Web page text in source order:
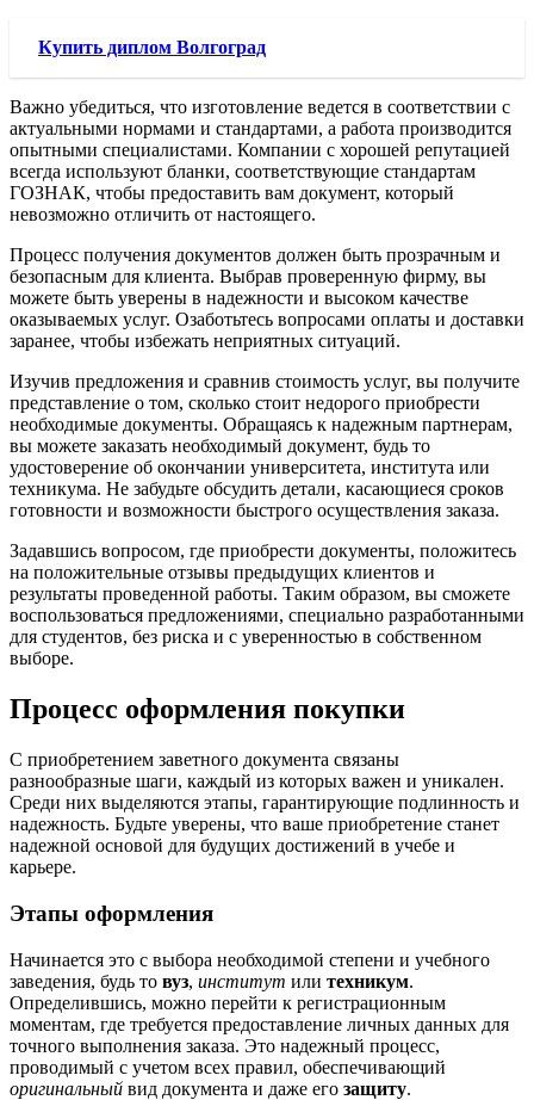
Купить диплом Волгоград
Важно убедиться, что изготовление ведется в соответствии с
актуальными нормами и стандартами, а работа производится
опытными специалистами. Компании с хорошей репутацией
всегда используют бланки, соответствующие стандартам
ГОЗНАК, чтобы предоставить вам документ, который
невозможно отличить от настоящего.
Процесс получения документов должен быть прозрачным и
безопасным для клиента. Выбрав проверенную фирму, вы
можете быть уверены в надежности и высоком качестве
оказываемых услуг. Озаботьтесь вопросами оплаты и доставки
заранее, чтобы избежать неприятных ситуаций.
Изучив предложения и сравнив стоимость услуг, вы получите
представление о том, сколько стоит недорого приобрести
необходимые документы. Обращаясь к надежным партнерам,
вы можете заказать необходимый документ, будь то
удостоверение об окончании университета, института или
техникума. Не забудьте обсудить детали, касающиеся сроков
готовности и возможности быстрого осуществления заказа.
Задавшись вопросом, где приобрести документы, положитесь
на положительные отзывы предыдущих клиентов и
результаты проведенной работы. Таким образом, вы сможете
воспользоваться предложениями, специально разработанными
для студентов, без риска и с уверенностью в собственном
выборе.
Процесс оформления покупки
С приобретением заветного документа связаны
разнообразные шаги, каждый из которых важен и уникален.
Среди них выделяются этапы, гарантирующие подлинность и
надежность. Будьте уверены, что ваше приобретение станет
надежной основой для будущих достижений в учебе и
карьере.
Этапы оформления
Начинается это с выбора необходимой степени и учебного
заведения, будь то вуз, институт или техникум.
Определившись, можно перейти к регистрационным
моментам, где требуется предоставление личных данных для
точного выполнения заказа. Это надежный процесс,
проводимый с учетом всех правил, обеспечивающий
оригинальный вид документа и даже его защиту.